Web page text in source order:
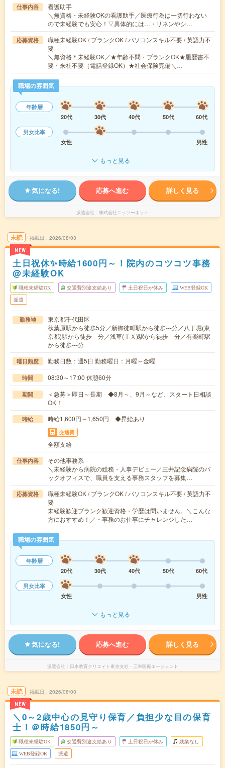
仕事内容
看護助手
＼無資格・未経験OKの看護助手／医療行為は一切行わない
ので未経験でも安心！▽具体的には…・リネンやシ…
応募資格
職種未経験OK / ブランクOK / パソコンスキル不要 / 英語力不
要
＼無資格＊未経験OK／★年齢不問・ブランクOK★履歴書不
要・来社不要（電話登録OK）★社会保険完備＼…
職場の雰囲気
年齢層
20代
30代 40代 50代
60代
男女比率
女性
男性
もっと見る
気になる! 応募へ進む 詳しく見る
派遣会社 株式会社ニッソーネット
未読
NEW
掲載日 2026/08/03
土日祝休✨時給1600円～！院内のコツコツ事務
@未経験OK
職種未経験OK 交通費別途支給あり 土日祝日が休み WEB登録OK
派遣
勤務地
東京都千代田区
秋葉原駅から徒歩5分／新御徒町駅から徒歩---分／八丁堀(東
京都)駅から徒歩---分／浅草(ＴＸ)駅から徒歩---分／有楽町駅
から徒歩---分
曜日頻度 勤務日数：週5日 勤務曜日：月曜～金曜
時間 08:30～17:00 休憩60分
期間
＜急募＞即日～長期 ◆8月～、9月～など、スタート日相談
OK！
時給 時給1,600円～1,650円 ◆昇給あり
交通費
全額支給
仕事内容
その他事務系
＼未経験から病院の総務・人事デビュー／三井記念病院のバ
ックオフィスで、職員を支える事務スタッフを募集…
応募資格
職種未経験OK / ブランクOK / パソコンスキル不要 / 英語力不
要
未経験歓迎ブランク歓迎資格・学歴は問いません。＼こんな
方におすすめ！／・事務のお仕事にチャレンジした…
職場の雰囲気
年齢層
20代
30代 40代 50代
60代
男女比率
女性
男性
もっと見る
気になる! 応募へ進む 詳しく見る
派遣会社 日本教育クリエイト東京支社・三幸医療エージェント
未読
NEW
掲載日 2026/08/03
＼0～2歳中心の見守り保育／負担少な目の保育
士！＠時給1850円～
職種未経験OK 交通費別途支給あり 土日祝日が休み 残業なし
WEB登録OK 派遣